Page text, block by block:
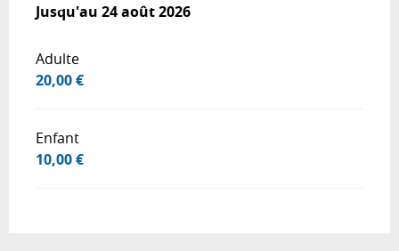
Du4 juillet 2026au24 août 2026
Jusqu'au 24 août 2026
Adulte
20,00 €
Enfant
10,00 €